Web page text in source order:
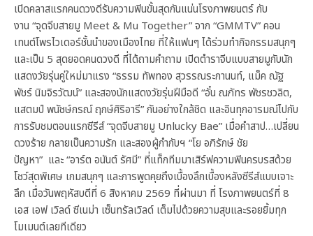
เปิดคลาสแรกคนดวงดีรับความฟินขั้นสุดกันแน่นโรงภาพยนตร์ กับ
งาน “จุดจีบสายมู Meet & Mu Together” จาก “GMMTV” คอน
เทนต์โพรไวเดอร์ชั้นนำของเมืองไทย ที่ให้แฟนๆ ได้ร่วมทำกิจกรรมสนุกๆ
และเป็น 5 สุดยอดคนดวงดี ที่ได้ถามคำถาม เปิดตำราจีบแบบสายมูกับนัก
แสดงวัยรุ่นคู่ใหม่มาแรง “ธรรม ทัพทอง สุวรรณระกานนท์, แม็ค ณัฐ
พัชร์ นิมจิรวัฒน์” และสองนักแสดงวัยรุ่นฝีมือดี “อั๋น ณภัทร พัชรชวลิต,
แสตมป์ พนัชษ์กรณ์ ฤกษ์ศิริอารี” กันอย่างใกล้ชิด และอินทุกอารมณ์ไปกับ
การรับชมตอนแรกซีรีส์ “จุดจีบสายมู Unlucky Bae” เมื่อคำสาป…เปลี่ยน
ดวงร้าย กลายเป็นความรัก และสองผู้กำกับฯ “โย อภิรักษ์ ชัย
ปัญหา” และ “อาร์ต อนันต์ รัศมี” ที่แท็กทีมมาเสิร์ฟความฟินครบรสด้วย
โชว์สุดพิเศษ เกมสนุกๆ และการพูดคุยถึงเบื้องลึกเบื้องหลังซีรีส์แบบเจาะ
ลึก เมื่อวันพฤหัสบดีที่ 6 สิงหาคม 2569 ที่ผ่านมา ที่ โรงภาพยนตร์ที่ 8
เอส เอฟ เวิลด์ ซีเนม่า เซ็นทรัลเวิลด์ เต็มไปด้วยความสุขและรอยยิ้มทุก
โมเมนต์เลยทีเดียว